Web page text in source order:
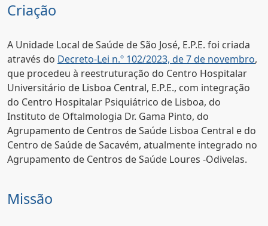
Criação
A Unidade Local de Saúde de São José, E.P.E. foi criada
através do Decreto-Lei n.º 102/2023, de 7 de novembro,
que procedeu à reestruturação do Centro Hospitalar
Universitário de Lisboa Central, E.P.E., com integração
do Centro Hospitalar Psiquiátrico de Lisboa, do
Instituto de Oftalmologia Dr. Gama Pinto, do
Agrupamento de Centros de Saúde Lisboa Central e do
Centro de Saúde de Sacavém, atualmente integrado no
Agrupamento de Centros de Saúde Loures -Odivelas.
Missão